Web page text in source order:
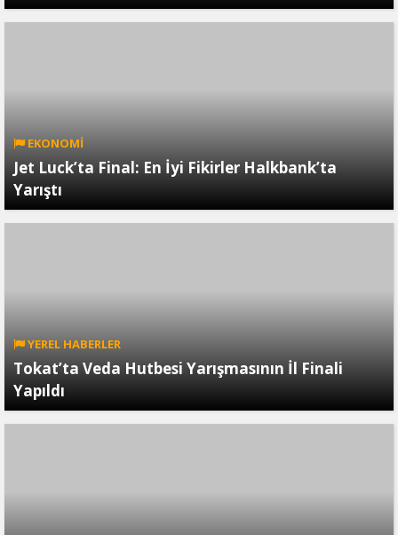
EKONOMİ
Jet Luck’ta Final: En İyi Fikirler Halkbank’ta
Yarıştı
YEREL HABERLER
Tokat’ta Veda Hutbesi Yarışmasının İl Finali
Yapıldı